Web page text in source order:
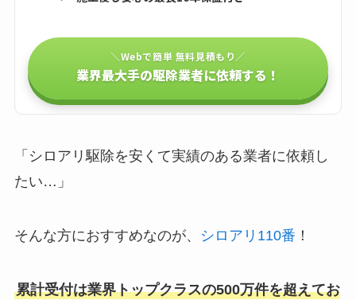
＼Webで簡単 無料見積もり／
業界最大手の駆除業者に依頼する！
「シロアリ駆除を安くて実績のある業者に依頼し
たい…」
そんな方におすすめなのが、 シロアリ110番 ！
累計受付は業界トップクラスの500万件を超えてお